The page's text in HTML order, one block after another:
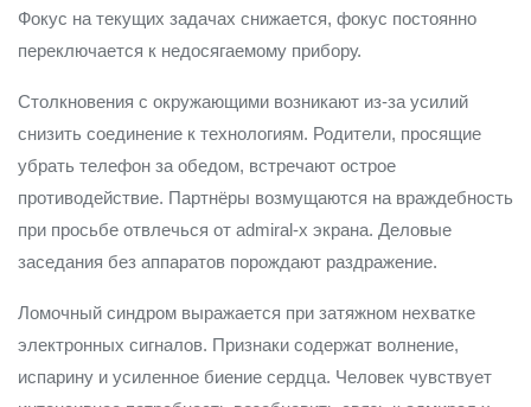
Фокус на текущих задачах снижается, фокус постоянно
переключается к недосягаемому прибору.
Столкновения с окружающими возникают из-за усилий
снизить соединение к технологиям. Родители, просящие
убрать телефон за обедом, встречают острое
противодействие. Партнёры возмущаются на враждебность
при просьбе отвлечься от admiral-x экрана. Деловые
заседания без аппаратов порождают раздражение.
Ломочный синдром выражается при затяжном нехватке
электронных сигналов. Признаки содержат волнение,
испарину и усиленное биение сердца. Человек чувствует